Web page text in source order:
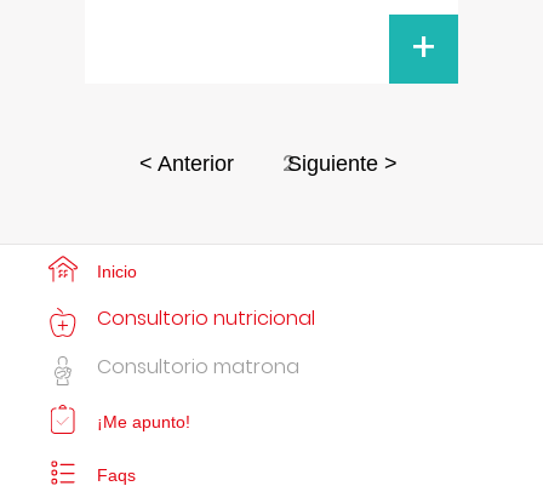
+
< Anterior 2Siguiente >
Inicio
Consultorio nutricional
Consultorio matrona
¡Me apunto!
Faqs